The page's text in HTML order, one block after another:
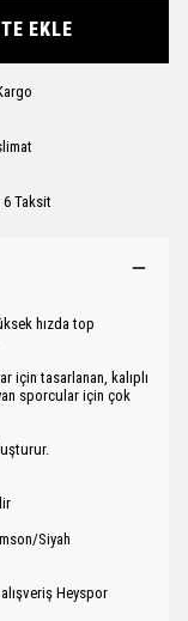
EKLE
6 Taksit
hızda top
için tasarlanan, kalıplı
sporcular için çok
Siyah
Heyspor